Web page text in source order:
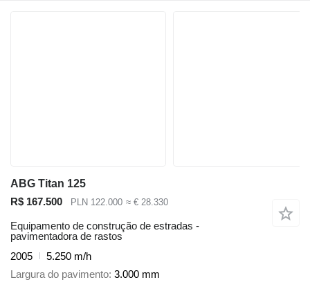
ABG Titan 125
R$ 167.500
PLN 122.000 ≈ € 28.330
Equipamento de construção de estradas -
pavimentadora de rastos
2005
5.250 m/h
Largura do pavimento 3.000 mm